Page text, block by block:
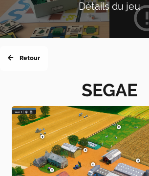
Détails du jeu
Retour
SEGAE